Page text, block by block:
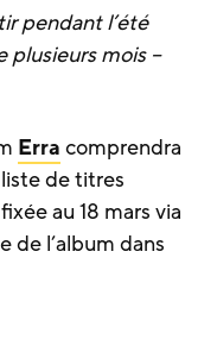
pendant l’été
plusieurs mois –
Erra comprendra
de titres
au 18 mars via
de l’album dans